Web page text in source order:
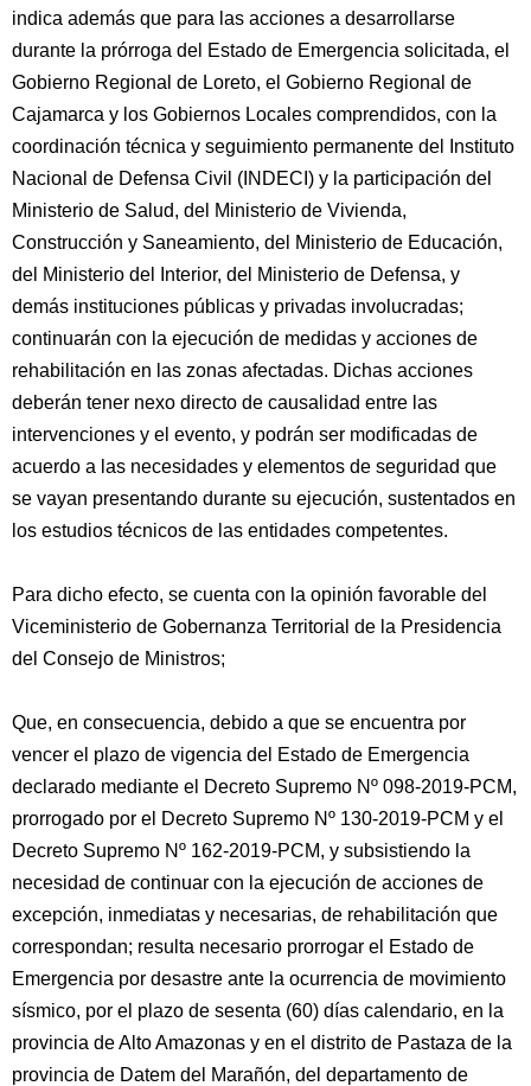
indica además que para las acciones a desarrollarse
durante la prórroga del Estado de Emergencia solicitada, el
Gobierno Regional de Loreto, el Gobierno Regional de
Cajamarca y los Gobiernos Locales comprendidos, con la
coordinación técnica y seguimiento permanente del Instituto
Nacional de Defensa Civil (INDECI) y la participación del
Ministerio de Salud, del Ministerio de Vivienda,
Construcción y Saneamiento, del Ministerio de Educación,
del Ministerio del Interior, del Ministerio de Defensa, y
demás instituciones públicas y privadas involucradas;
continuarán con la ejecución de medidas y acciones de
rehabilitación en las zonas afectadas. Dichas acciones
deberán tener nexo directo de causalidad entre las
intervenciones y el evento, y podrán ser modificadas de
acuerdo a las necesidades y elementos de seguridad que
se vayan presentando durante su ejecución, sustentados en
los estudios técnicos de las entidades competentes.
Para dicho efecto, se cuenta con la opinión favorable del
Viceministerio de Gobernanza Territorial de la Presidencia
del Consejo de Ministros;
Que, en consecuencia, debido a que se encuentra por
vencer el plazo de vigencia del Estado de Emergencia
declarado mediante el Decreto Supremo Nº 098-2019-PCM,
prorrogado por el Decreto Supremo Nº 130-2019-PCM y el
Decreto Supremo Nº 162-2019-PCM, y subsistiendo la
necesidad de continuar con la ejecución de acciones de
excepción, inmediatas y necesarias, de rehabilitación que
correspondan; resulta necesario prorrogar el Estado de
Emergencia por desastre ante la ocurrencia de movimiento
sísmico, por el plazo de sesenta (60) días calendario, en la
provincia de Alto Amazonas y en el distrito de Pastaza de la
provincia de Datem del Marañón, del departamento de